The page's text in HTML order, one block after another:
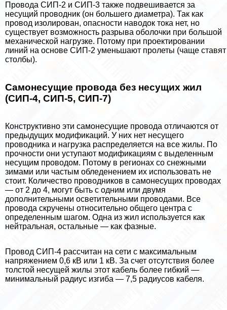
Провода СИП-2 и СИП-3 также подвешивается за
несущий проводник (он большего диаметра). Так как
провод изолирован, опасности наводок тока нет, но
существует возможность разрыва оболочки при большой
механической нагрузке. Потому при проектировании
линий на основе СИП-2 уменьшают пролеты (чаще ставят
столбы).
Самонесущие провода без несущих жил
(СИП-4, СИП-5, СИП-7)
Конструктивно эти самонесущие провода отличаются от
предыдущих модификаций. У них нет несущего
проводника и нагрузка распределяется на все жилы. По
прочности они уступают модификациям с выделенным
несущим проводом. Потому в регионах со снежными
зимами или частым обледенением их использовать не
стоит. Количество проводников в самонесущих проводах
— от 2 до 4, могут быть с одним или двумя
дополнительными осветительными проводами. Все
провода скручены относительно общего центра с
определенным шагом. Одна из жил используется как
нейтральная, остальные — как фазные.
Провод СИП-4 рассчитан на сети с максимальным
напряжением 0,6 кВ или 1 кВ. За счет отсутствия более
толстой несущей жилы этот кабель более гибкий —
минимальный радиус изгиба — 7,5 радиусов кабеля.